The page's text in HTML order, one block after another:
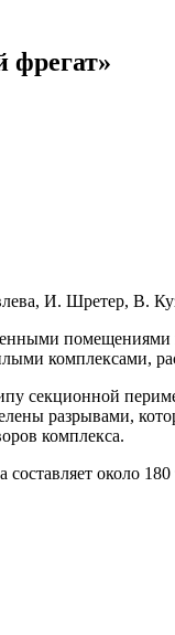
И. Шретер, В.
помещениями
секционной
разрывами,
комплекса.
составляет около